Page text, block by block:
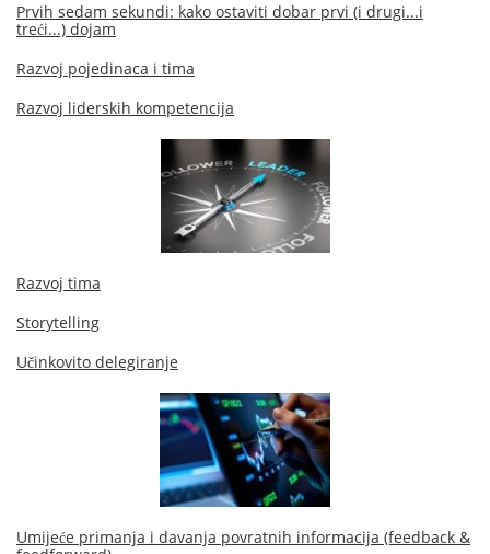
Prvih sedam sekundi: kako ostaviti dobar prvi (i drugi...i
treći...) dojam
Razvoj pojedinaca i tima
Razvoj liderskih kompetencija
Razvoj tima
Storytelling
Učinkovito delegiranje
Umijeće primanja i davanja povratnih informacija (feedback &